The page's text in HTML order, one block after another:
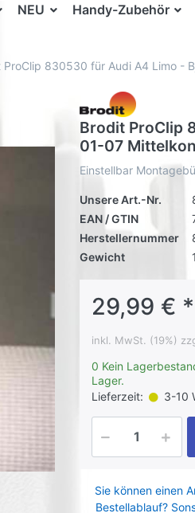
NEU Handy-Zubehör
ProClip 830530 für Audi A4 Limo -
Brodit ProClip
01-07
Einstellbar
Unsere Art.-Nr.
EAN / GTIN
Herstellernummer
Gewicht
29,99 € *
inkl. MwSt. (19%)
0 Kein
Lager.
Lieferzeit:
3-10
Sie können einen
Bestellablauf?